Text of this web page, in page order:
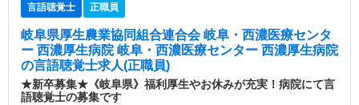
言語聴覚士 正職員
岐阜県厚生農業協同組合連合会 岐阜・西濃医療センタ
ー 西濃厚生病院 岐阜・西濃医療センター 西濃厚生病院
の言語聴覚士求人(正職員)
★新卒募集★《岐阜県》福利厚生やお休みが充実！病院にて言
語聴覚士の募集です